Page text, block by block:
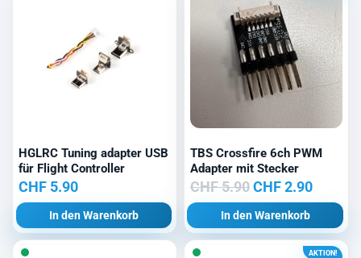
HGLRC Tuning adapter USB
für Flight Controller
CHF 5.90
In den Warenkorb
TBS Crossfire 6ch PWM
Adapter mit Stecker
CHF5.90 Ursprünglicher
Preis
war:
CHF 5.90
CHF2.90
Preis
ist:
CHF
In den Warenkorb
AKTION!